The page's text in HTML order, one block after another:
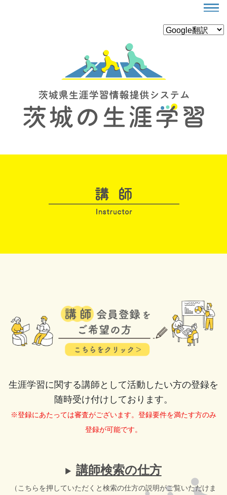
生涯学習に関する講師として活動したい方の登録を
随時受け付けしております。
※登録にあたっては審査がございます。登録要件を満たす方のみ
登録が可能です。
講師検索の仕方
（こちらを押していただくと検索の仕方の説明がご覧いただけま